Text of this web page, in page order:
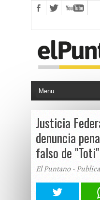
Justicia
denuncia
falso de
El Puntano -